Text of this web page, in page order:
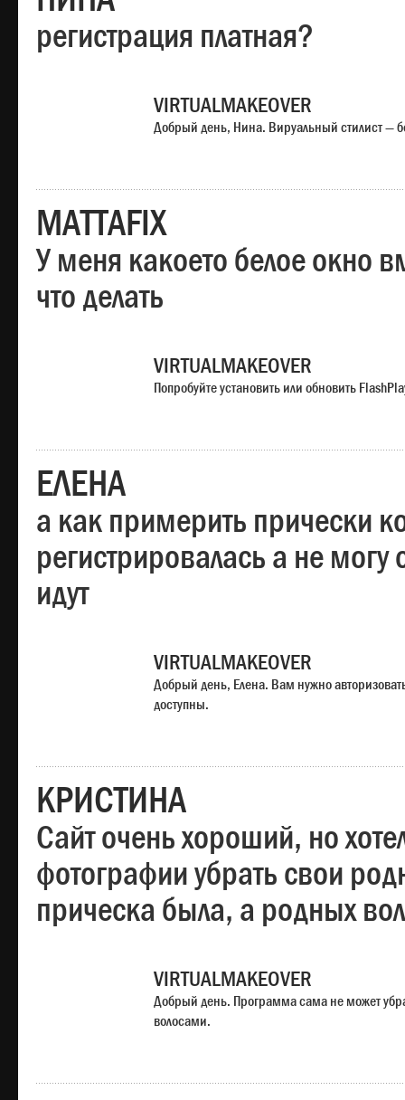
регистрация платная?
VIRTUALMAKEOVER
Добрый день, Нина. Вируальный стилист —
MATTAFIX
У меня какоето белое окно
что делать
VIRTUALMAKEOVER
Попробуйте установить или обновить
ЕЛЕНА
а как примерить прически
регистрировалась а не
идут
VIRTUALMAKEOVER
Добрый день, Елена. Вам нужно
доступны.
КРИСТИНА
Сайт очень хороший, но
фотографии убрать свои
прическа была, а родных
VIRTUALMAKEOVER
Добрый день. Программа сама не может
волосами.